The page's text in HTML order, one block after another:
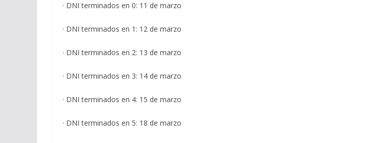
· DNI terminados en 0: 11 de marzo
· DNI terminados en 1: 12 de marzo
· DNI terminados en 2: 13 de marzo
· DNI terminados en 3: 14 de marzo
· DNI terminados en 4: 15 de marzo
· DNI terminados en 5: 18 de marzo